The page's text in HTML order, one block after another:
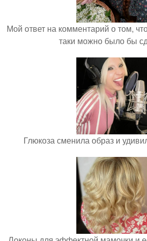
Мой ответ на комментарий о том,
таки можно было бы
Глюкоза сменила образ и